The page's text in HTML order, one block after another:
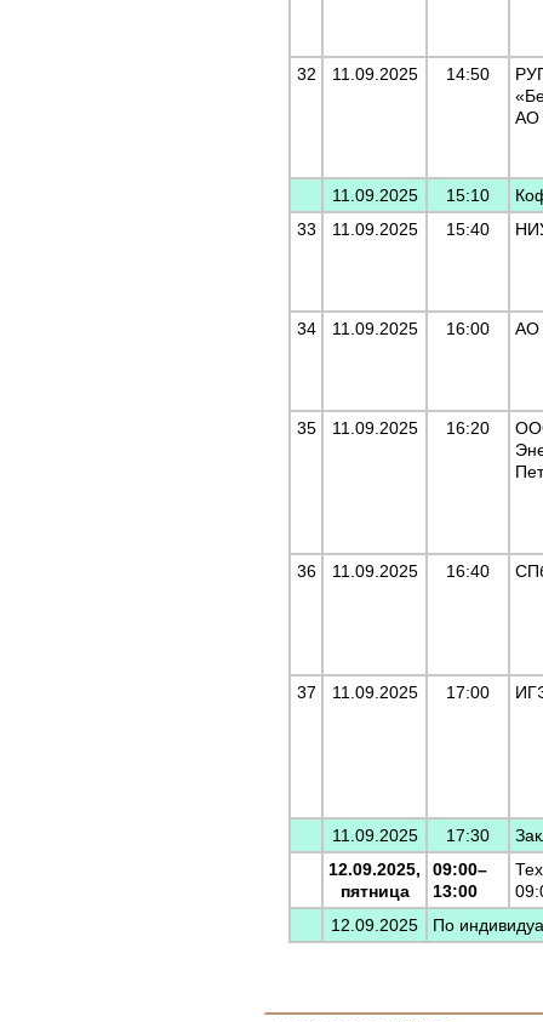
32 11.09.2025 14:50
АО
11.09.2025 15:10
33
11.09.2025 15:40
34 11.09.2025 16:00 АО
35 11.09.2025 16:20
36 11.09.2025 16:40
37 11.09.2025 17:00
11.09.2025 17:30
12.09.2025,
пятница
09:00–
13:00
12.09.2025
По